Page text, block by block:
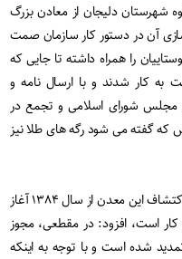
شهرستان دلیجان از معادن بزرگ
آن در دستور کار سازمان صمت
را همراه داشته تا جایی که
به کار شدند و با ارسال نامه و
مجلس شورای اسلامی و تجمع در
گفته می شود رگه های طلا نیز
دهیار روستای راوه با اشاره به اینکه عملیات اکتشاف این معدن از سال ۱۳۸۴ آغاز
کار است، افزود: در مقطعی، مجوز
شده است و با توجه به اینکه